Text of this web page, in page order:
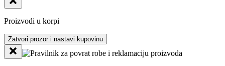
Proizvodi u korpi
Zatvori prozor i nastavi kupovinu